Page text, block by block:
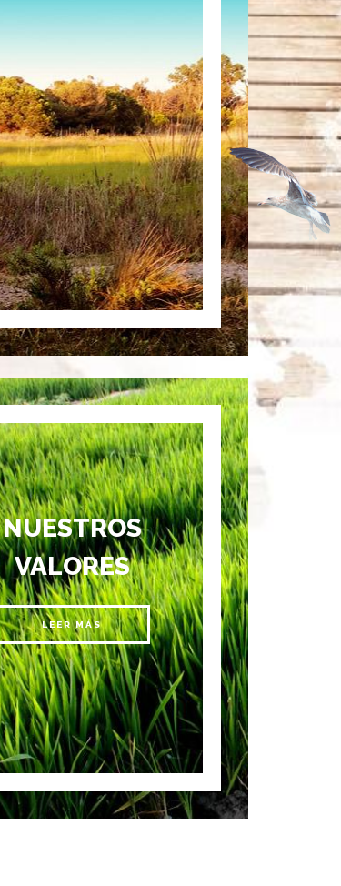
NUESTROS
VALORES
LEER MÁS